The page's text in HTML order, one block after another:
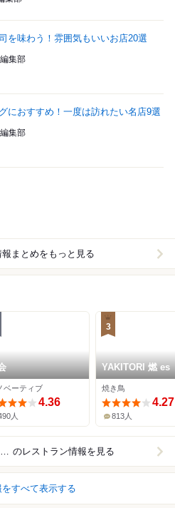
を味わう！雰囲気もいいお店20選
集部
におすすめ！一度は訪れたい名店9選
集部
まとめをもっと見る
ベーティブ
4.36
人
3
YAKITORI 燃 es
焼き鳥
4.27
813人
六本木・乃木坂・西麻布 のレストラン情報を見る
すべて表示する